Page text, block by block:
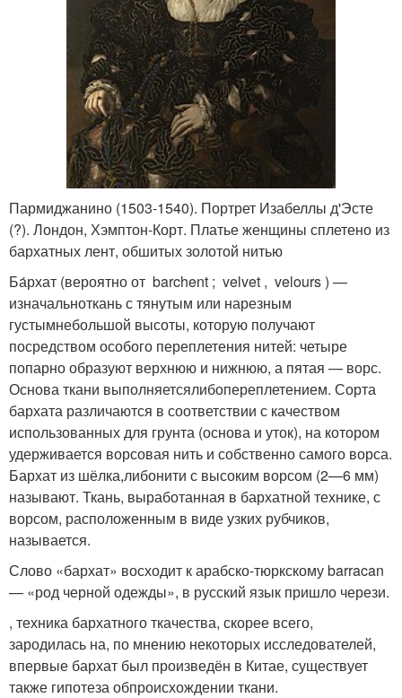
Пармиджанино (1503-1540). Портрет Изабеллы д'Эсте
(?). Лондон, Хэмптон-Корт. Платье женщины сплетено из
бархатных лент, обшитых золотой нитью
Ба́рхат (вероятно от barchent ; velvet , velours ) —
изначальноткань с тянутым или нарезным
густымнебольшой высоты, которую получают
посредством особого переплетения нитей: четыре
попарно образуют верхнюю и нижнюю, а пятая — ворс.
Основа ткани выполняетсялибопереплетением. Сорта
бархата различаются в соответствии с качеством
использованных для грунта (основа и уток), на котором
удерживается ворсовая нить и собственно самого ворса.
Бархат из шёлка,либонити с высоким ворсом (2—6 мм)
называют. Ткань, выработанная в бархатной технике, с
ворсом, расположенным в виде узких рубчиков,
называется.
Слово «бархат» восходит к арабско-тюркскому barracan
— «род черной одежды», в русский язык пришло черези.
, техника бархатного ткачества, скорее всего,
зародилась на, по мнению некоторых исследователей,
впервые бархат был произведён в Китае, существует
также гипотеза обпроисхождении ткани.